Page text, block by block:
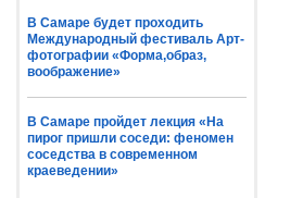
В Самаре будет проходить
Международный фестиваль Арт-
фотографии «Форма,образ,
воображение»
В Самаре пройдет лекция «На
пирог пришли соседи: феномен
соседства в современном
краеведении»